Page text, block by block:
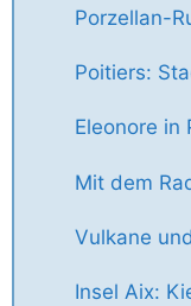
Porzellan-
Poitiers:
Eleonore in
Mit dem
Vulkane
Insel Aix: